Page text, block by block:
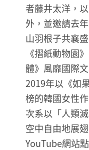
者藤井太洋，
外，並邀請去
山羽根子共襄
《摺紙動物園
體》風靡國際
2019年以《如
榜的韓國女性
次系以「人類
空中自由地展
YouTube網站